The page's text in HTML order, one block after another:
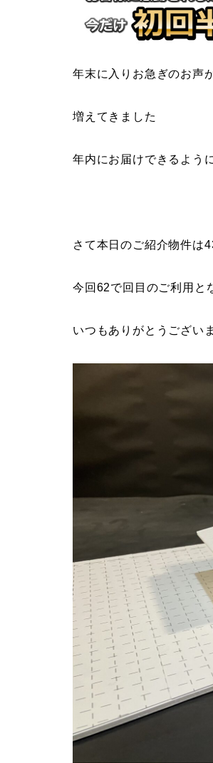
年末に入りお急ぎのお声
増えてきました
年内にお届けできるよう
さて本日のご紹介物件は
今回62で回目のご利用と
いつもありがとうござい